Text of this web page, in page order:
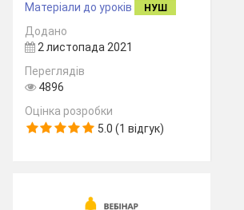
Матеріали до уроків
НУШ
Додано
2 листопада 2021
Переглядів
4896
Оцінка розробки
5.0 (1 відгук)